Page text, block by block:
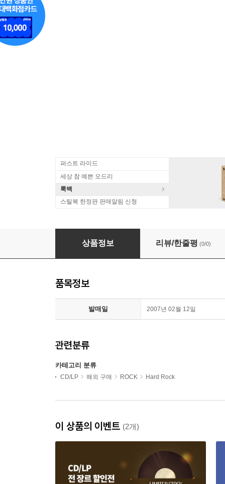
퍼스트 라이드
세상 참 예쁜 오드리
룩백
스틸북 한정판 판매알림 신청
Skid Row - Skid Row (Remastered)(CD)
상품정보 리뷰/한줄평 (0/0)
품목정보
발매일 2007년 02월 12일
관련분류
카테고리 분류
CD/LP 해외 구매 ROCK Hard Rock
이 상품의 이벤트 (2개)